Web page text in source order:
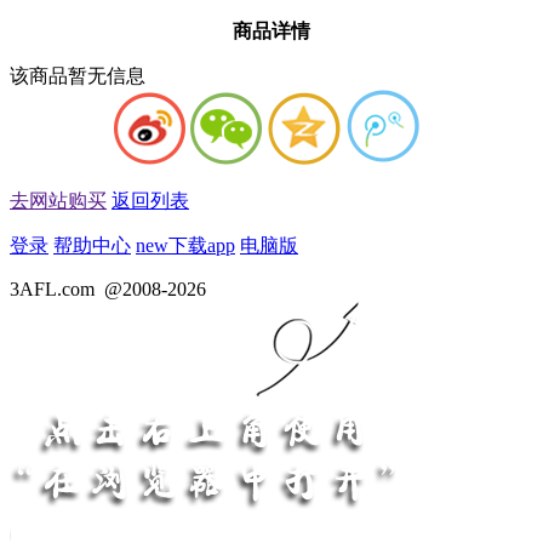
商品详情
该商品暂无信息
去网站购买 返回列表
登录 帮助中心 new下载app 电脑版
3AFL.com @2008-2026